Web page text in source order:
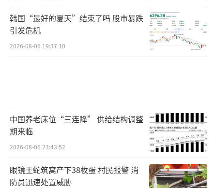
韩国“最好的夏天”结束了吗 股市暴跌
引发危机
2026-08-06 19:37:10
中国养老床位“三连降” 供给结构调整
期来临
2026-08-06 23:43:52
眼镜王蛇筑窝产下38枚蛋 村民报警 消
防员迅速处置威胁